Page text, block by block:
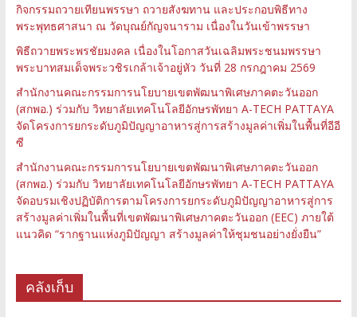
กิจกรรมถวายเทียนพรรษา ถวายสังฆทาน และประกอบพิธีทาง
พระพุทธศาสนา ณ วัดบุณย์กัญจนาราม เนื่องในวันเข้าพรรษา
พิธีถวายพระพรชัยมงคล เนื่องในโอกาสวันเฉลิมพระชนมพรรษา
พระบาทสมเด็จพระวชิรเกล้าเจ้าอยู่หัว วันที่ 28 กรกฎาคม 2569
สำนักงานคณะกรรมการนโยบายเขตพัฒนาพิเศษภาคตะวันออก
(สกพอ.) ร่วมกับ วิทยาลัยเทคโนโลยีอักษรพัทยา A-TECH PATTAYA
จัดโครงการยกระดับภูมิปัญญาอาหารสู่การสร้างมูลค่าเพิ่มในพื้นที่อีอี
ซี
สำนักงานคณะกรรมการนโยบายเขตพัฒนาพิเศษภาคตะวันออก
(สกพอ.) ร่วมกับ วิทยาลัยเทคโนโลยีอักษรพัทยา A-TECH PATTAYA
จัดอบรมเชิงปฏิบัติการตามโครงการยกระดับภูมิปัญญาอาหารสู่การ
สร้างมูลค่าเพิ่มในพื้นที่เขตพัฒนาพิเศษภาคตะวันออก (EEC) ภายใต้
แนวคิด “รากฐานแห่งภูมิปัญญา สร้างมูลค่าให้ชุมชนอย่างยั่งยืน”
คลังเก็บ